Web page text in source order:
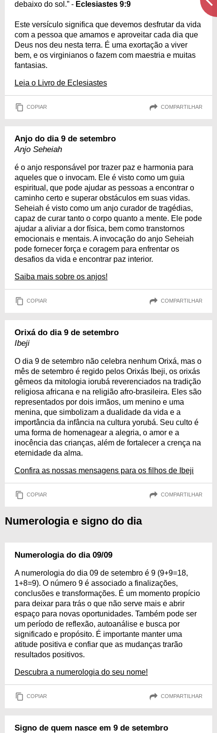
debaixo do sol.” - Eclesiastes 9:9
Este versículo significa que devemos desfrutar da vida
com a pessoa que amamos e aproveitar cada dia que
Deus nos deu nesta terra. É uma exortação a viver
bem, e os virginianos o fazem com maestria e muitas
fantasias.
Leia o Livro de Eclesiastes
COPIAR COMPARTILHAR
Anjo do dia 9 de setembro
Anjo Seheiah
é o anjo responsável por trazer paz e harmonia para
aqueles que o invocam. Ele é visto como um guia
espiritual, que pode ajudar as pessoas a encontrar o
caminho certo e superar obstáculos em suas vidas.
Seheiah é visto como um anjo curador de tragédias,
capaz de curar tanto o corpo quanto a mente. Ele pode
ajudar a aliviar a dor física, bem como transtornos
emocionais e mentais. A invocação do anjo Seheiah
pode fornecer força e coragem para enfrentar os
desafios da vida e encontrar paz interior.
Saiba mais sobre os anjos!
COPIAR COMPARTILHAR
Orixá do dia 9 de setembro
Ibeji
O dia 9 de setembro não celebra nenhum Orixá, mas o
mês de setembro é regido pelos Orixás Ibeji, os orixás
gêmeos da mitologia iorubá reverenciados na tradição
religiosa africana e na religião afro-brasileira. Eles são
representados por dois irmãos, um menino e uma
menina, que simbolizam a dualidade da vida e a
importância da infância na cultura yorubá. Seu culto é
uma forma de homenagear a alegria, o amor e a
inocência das crianças, além de fortalecer a crença na
eternidade da alma.
Confira as nossas mensagens para os filhos de Ibeji
COPIAR COMPARTILHAR
Numerologia e signo do dia
Numerologia do dia 09/09
A numerologia do dia 09 de setembro é 9 (9+9=18,
1+8=9). O número 9 é associado a finalizações,
conclusões e transformações. É um momento propício
para deixar para trás o que não serve mais e abrir
espaço para novas oportunidades. Também pode ser
um período de reflexão, autoanálise e busca por
significado e propósito. É importante manter uma
atitude positiva e confiar que as mudanças trarão
resultados positivos.
Descubra a numerologia do seu nome!
COPIAR COMPARTILHAR
Signo de quem nasce em 9 de setembro